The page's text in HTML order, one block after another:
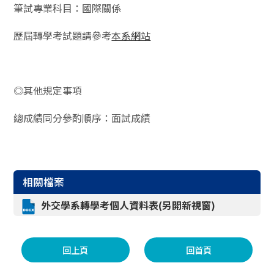
筆試專業科目：國際關係
歷屆轉學考試題請參考本系網站
◎其他規定事項
總成績同分參酌順序：面試成績
相關檔案
外交學系轉學考個人資料表(另開新視窗)
回上頁 回首頁